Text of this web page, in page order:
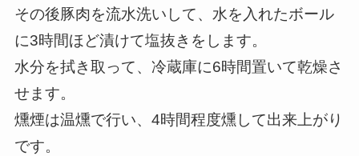
その後豚肉を流水洗いして、水を入れたボール
に3時間ほど漬けて塩抜きをします。
水分を拭き取って、冷蔵庫に6時間置いて乾燥さ
せます。
燻煙は温燻で行い、4時間程度燻して出来上がり
です。